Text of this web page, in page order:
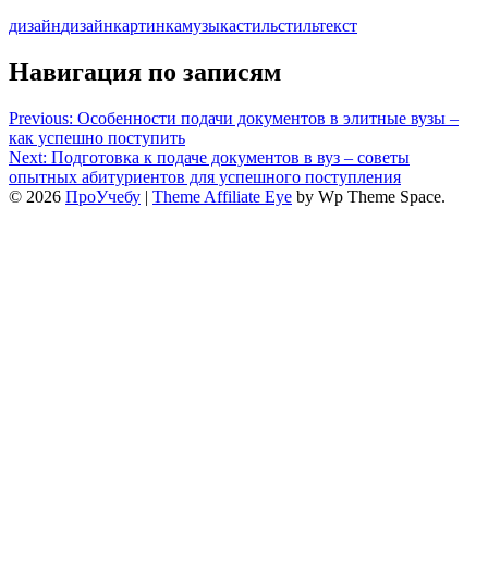
дизайндизайнкартинкамузыкастильстильтекст
Навигация по записям
Previous: Особенности подачи документов в элитные вузы –
как успешно поступить
Next: Подготовка к подаче документов в вуз – советы
опытных абитуриентов для успешного поступления
© 2026 ПроУчебу | Theme Affiliate Eye by Wp Theme Space.